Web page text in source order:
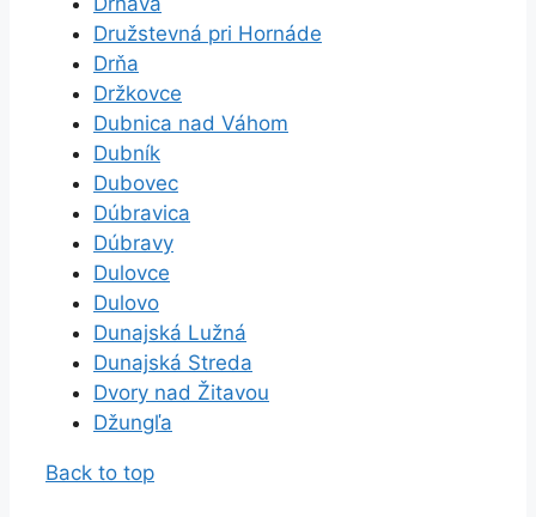
Družstevná pri Hornáde
Drňa
Držkovce
Dubnica nad Váhom
Dubník
Dubovec
Dúbravica
Dúbravy
Dulovce
Dulovo
Dunajská Lužná
Dunajská Streda
Dvory nad Žitavou
Džungľa
Back to top